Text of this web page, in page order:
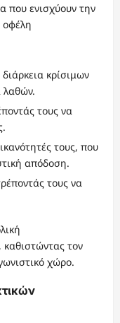
που ενισχύουν την
οφέλη
κρίσιμων
λαθών.
τους να
τους, που
απόδοση.
τους να
καθιστώντας τον
χώρο.